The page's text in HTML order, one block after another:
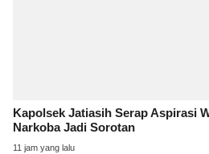
Kapolsek Jatiasih Serap Aspirasi
Narkoba Jadi Sorotan
11 jam yang lalu